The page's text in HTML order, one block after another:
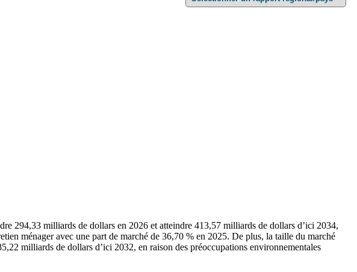
294,33 milliards de dollars en 2026 et atteindre 413,57 milliards de dollars d’ici 2034,
ménager avec une part de marché de 36,70 % en 2025. De plus, la taille du marché
milliards de dollars d’ici 2032, en raison des préoccupations environnementales